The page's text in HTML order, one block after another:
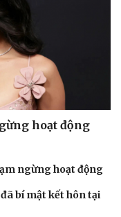
thời sự
hoạt động
ngừng hoạt động
bí mật kết hôn tại